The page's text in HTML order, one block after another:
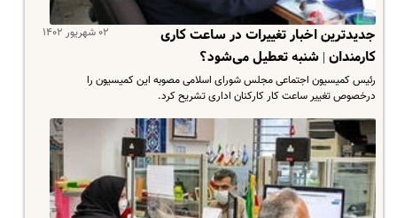
۰۲ شهریور ۱۴۰۲
جدیدترین اخبار تغییرات در ساعت کاری
کارمندان | شنبه تعطیل می‌شود؟
رئیس کمیسیون اجتماعی مجلس شورای اسلامی مصوبه این کمیسیون را
درخصوص تغییر ساعت کار کارکنان اداری تشریح کرد.